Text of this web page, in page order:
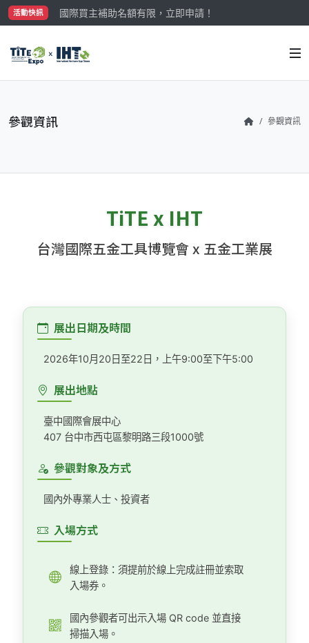
活動快訊
國際買主補助名額有限，立即申請！
參觀門票開放申請中‼️
國際買主補助名額有限，立即申請！
參觀資訊 參觀資訊
TiTE x IHT
台灣國際五金工具博覽會 x 五金工業展
展出日期及時間
2026年10月20日至22日，上午9:00至下午5:00
展出地點
臺中國際會展中心
407 台中市西屯區黎明路三段1000號
參觀對象及方式
國內外專業人士、投資者
入場方式
線上登錄：須提前於線上完成註冊並索取
入場券。
國內參觀者可出示入場 QR code 並直接
掃描入場。